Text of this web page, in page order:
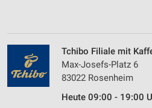
Tchibo Filiale mit
Max-Josefs-Platz 6
83022 Rosenheim
Heute 09:00 - 19:00